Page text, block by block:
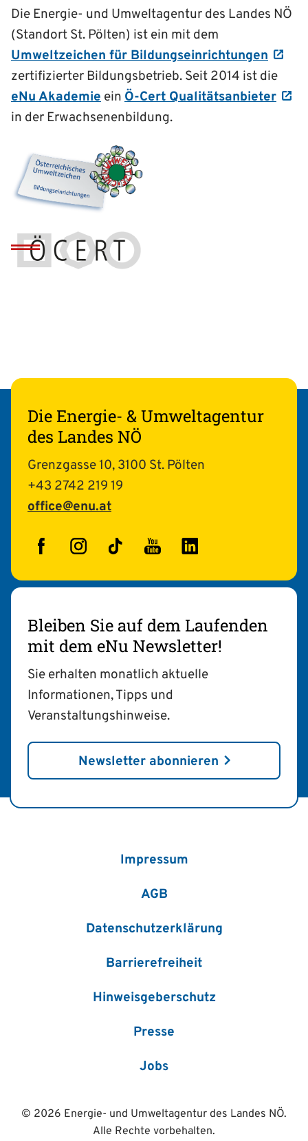
Die Energie- und Umweltagentur des Landes NÖ
(Standort St. Pölten) ist ein mit dem
Umweltzeichen für Bildungseinrichtungen
zertifizierter Bildungsbetrieb. Seit 2014 ist die
eNu Akademie ein Ö-Cert Qualitätsanbieter
in der Erwachsenenbildung.
Die Energie- & Umweltagentur
des Landes NÖ
Grenzgasse 10, 3100 St. Pölten
+43 2742 219 19
office@enu.at
FacebookInstagram
TikTokYouTubeLinkedIn
Bleiben Sie auf dem Laufenden
mit dem eNu Newsletter!
Sie erhalten monatlich aktuelle
Informationen, Tipps und
Veranstaltungshinweise.
Newsletter abonnieren
Impressum
AGB
Datenschutzerklärung
Barrierefreiheit
Hinweisgeberschutz
Presse
Jobs
© 2026 Energie- und Umweltagentur des Landes NÖ.
Alle Rechte vorbehalten.